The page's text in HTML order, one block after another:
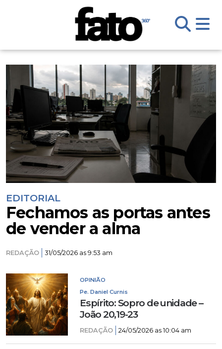
EDITORIAL
Fechamos as portas antes
de vender a alma
REDAÇÃO 31/05/2026 as 9:53 am
OPINIÃO
Pe. Daniel Curnis
Espírito: Sopro de unidade –
João 20,19-23
REDAÇÃO 24/05/2026 as 10:04 am